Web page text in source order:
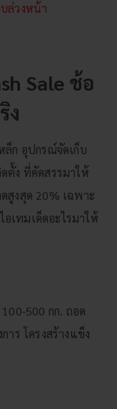
ล่วงหน้า
Sale ช้อ
ง
ล็ก อุปกรณ์จัดเก็บ
ตั้ง ที่คัดสรรมาให้
สูงสุด 20% เฉพาะ
เทมเด็ดอะไรมาให้
500 กก. ถอด
าร โครงสร้างแข็ง